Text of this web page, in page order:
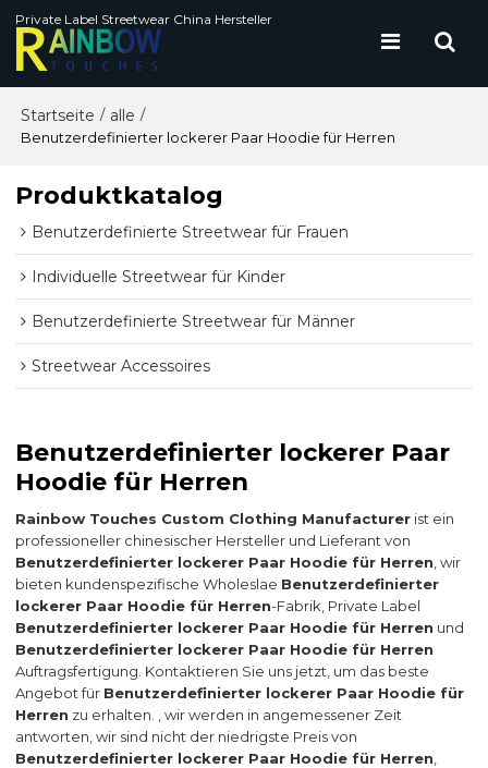
Private Label Streetwear China Hersteller
Startseite / alle /
Benutzerdefinierter lockerer Paar Hoodie für Herren
Produktkatalog
Benutzerdefinierte Streetwear für Frauen
Individuelle Streetwear für Kinder
Benutzerdefinierte Streetwear für Männer
Streetwear Accessoires
Benutzerdefinierter lockerer Paar
Hoodie für Herren
Rainbow Touches Custom Clothing Manufacturer ist ein
professioneller chinesischer Hersteller und Lieferant von
Benutzerdefinierter lockerer Paar Hoodie für Herren , wir
bieten kundenspezifische Wholeslae Benutzerdefinierter
lockerer Paar Hoodie für Herren-Fabrik, Private Label
Benutzerdefinierter lockerer Paar Hoodie für Herren und
Benutzerdefinierter lockerer Paar Hoodie für Herren
Auftragsfertigung. Kontaktieren Sie uns jetzt, um das beste
Angebot für Benutzerdefinierter lockerer Paar Hoodie für
Herren zu erhalten. , wir werden in angemessener Zeit
antworten, wir sind nicht der niedrigste Preis von
Benutzerdefinierter lockerer Paar Hoodie für Herren